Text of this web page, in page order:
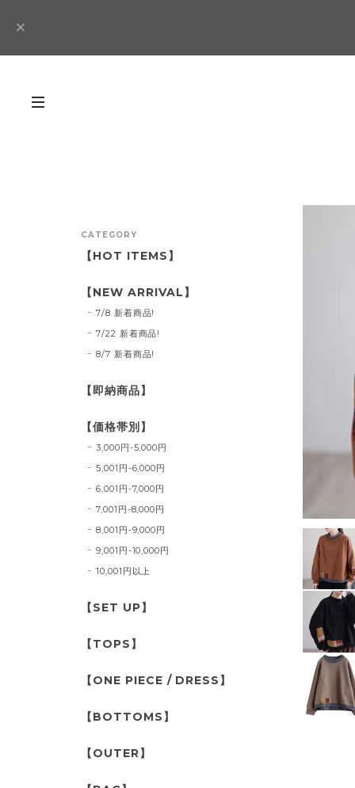
CATEGORY
【HOT ITEMS】
【NEW ARRIVAL】
7/8 新着商品!
7/22 新着商品!
8/7 新着商品!
【即納商品】
【価格帯別】
3,000円-5,000円
5,001円-6,000円
6,001円-7,000円
7,001円-8,000円
8,001円-9,000円
9,001円-10,000円
10,001円以上
【SET UP】
【TOPS】
【ONE PIECE / DRESS】
【BOTTOMS】
【OUTER】